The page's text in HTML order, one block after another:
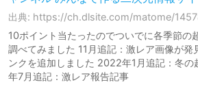
出典: https://ch.dlsite.com/matome/
10ポイント当たったのでついでに各季節の
調べてみました 11月追記：激レア画像が発
ンクを追加しました 2022年1月追記：冬
年7月追記：激レア報告記事